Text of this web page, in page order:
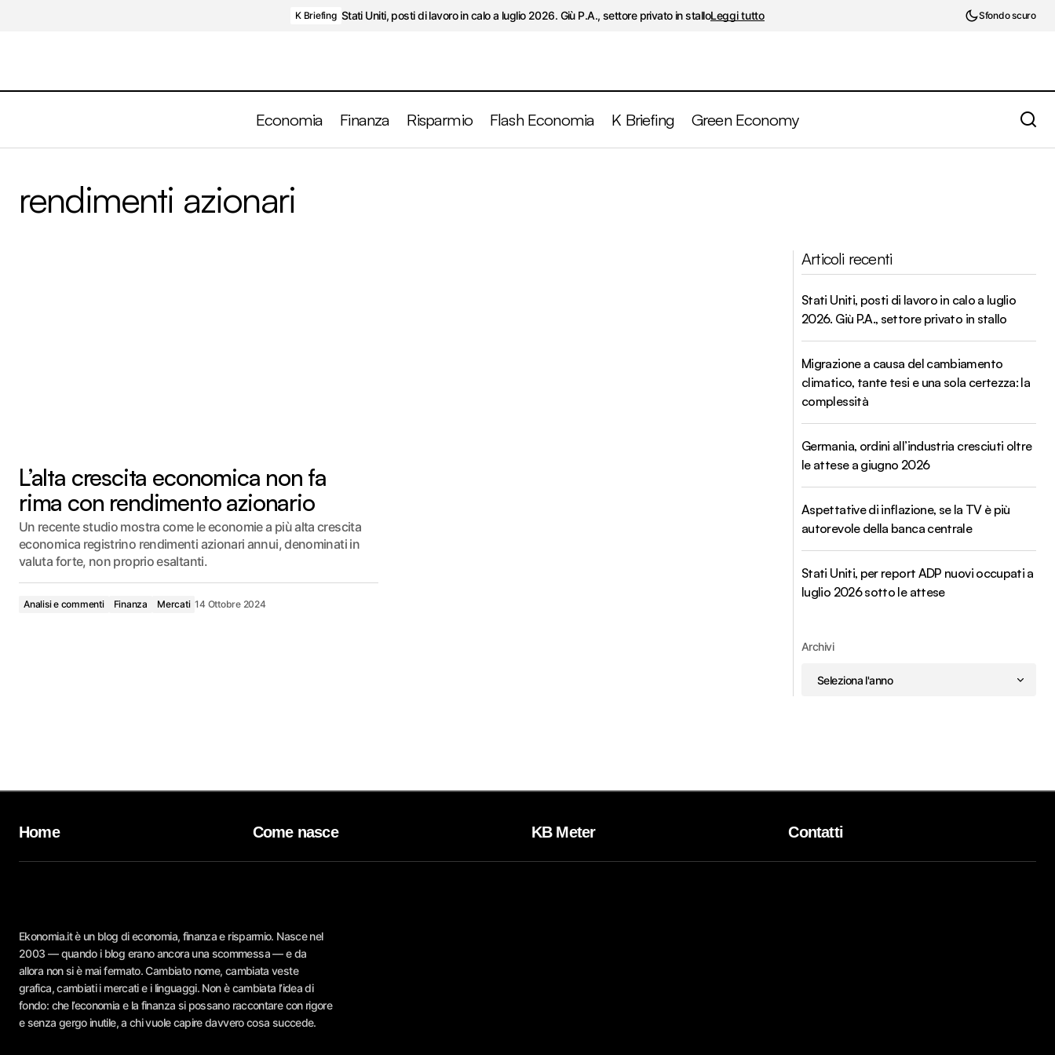
K Briefing Stati Uniti, posti di lavoro in calo a luglio 2026. Giù P.A., settore privato in stalloLeggi tutto Sfondo scuro
Economia Finanza Risparmio Flash Economia K Briefing Green Economy
rendimenti azionari
L’alta crescita economica non fa
rima con rendimento azionario
Un recente studio mostra come le economie a più alta crescita
economica registrino rendimenti azionari annui, denominati in
valuta forte, non proprio esaltanti.
Analisi e commenti Finanza Mercati 14 Ottobre 2024
Articoli recenti
Stati Uniti, posti di lavoro in calo a luglio
2026. Giù P.A., settore privato in stallo
Migrazione a causa del cambiamento
climatico, tante tesi e una sola certezza: la
complessità
Germania, ordini all’industria cresciuti oltre
le attese a giugno 2026
Aspettative di inflazione, se la TV è più
autorevole della banca centrale
Stati Uniti, per report ADP nuovi occupati a
luglio 2026 sotto le attese
Archivi
Ekonomia.it è un blog di economia, finanza e risparmio. Nasce nel
2003 — quando i blog erano ancora una scommessa — e da
allora non si è mai fermato. Cambiato nome, cambiata veste
grafica, cambiati i mercati e i linguaggi. Non è cambiata l’idea di
fondo: che l’economia e la finanza si possano raccontare con rigore
e senza gergo inutile, a chi vuole capire davvero cosa succede.
Home Come nasce KB Meter Contatti